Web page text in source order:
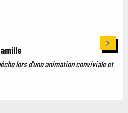
lors d'une animation conviviale et